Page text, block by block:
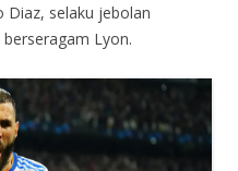
Diaz, selaku jebolan
Lyon.